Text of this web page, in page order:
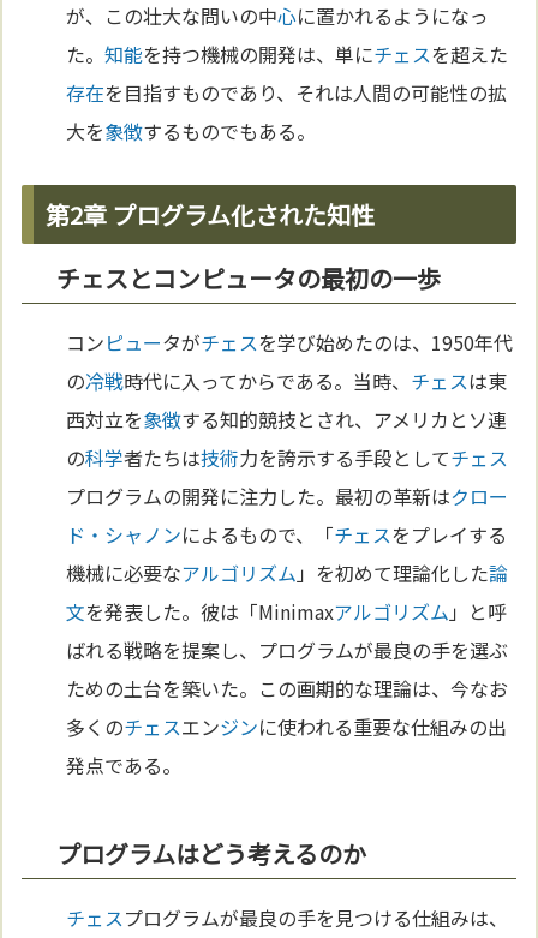
が、この壮大な問いの中心に置かれるようになっ
た。知能を持つ機械の開発は、単にチェスを超えた
存在を目指すものであり、それは人間の可能性の拡
大を象徴するものでもある。
第2章 プログラム化された知性
チェスとコンピュータの最初の一歩
コンピュータがチェスを学び始めたのは、1950年代
の冷戦時代に入ってからである。当時、 チェスは東
西対立を象徴する知的競技とされ、アメリカとソ連
の科学者たちは技術力を誇示する手段としてチェス
プログラムの開発に注力した。最初の革新はクロー
ド・シャノンによるもので、「チェスをプレイする
機械に必要なアルゴリズム 」を初めて理論化した論
文を発表した。彼は「Minimaxアルゴリズム 」と呼
ばれる戦略を提案し、プログラムが最良の手を選ぶ
ための土台を築いた。この画期的な理論は、今なお
多くのチェスエンジンに使われる重要な仕組みの出
発点である。
プログラムはどう考えるのか
チェスプログラムが最良の手を見つける仕組みは、